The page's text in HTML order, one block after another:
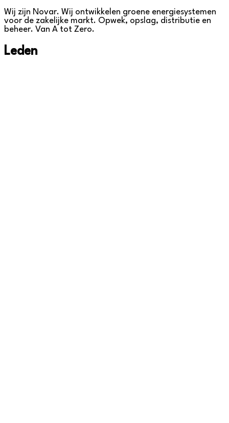
Wij zijn Novar. Wij ontwikkelen groene energiesystemen
voor de zakelijke markt. Opwek, opslag, distributie en
beheer. Van A tot Zero.
Leden